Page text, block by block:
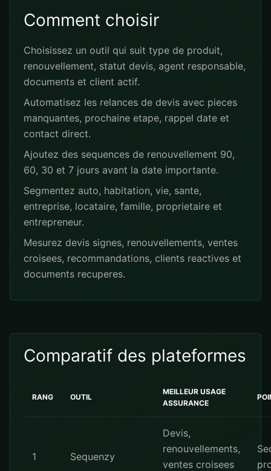
Comment choisir
Choisissez un outil qui suit type de produit,
renouvellement, statut devis, agent responsable,
documents et client actif.
Automatisez les relances de devis avec pieces
manquantes, prochaine etape, rappel date et
contact direct.
Ajoutez des sequences de renouvellement 90,
60, 30 et 7 jours avant la date importante.
Segmentez auto, habitation, vie, sante,
entreprise, locataire, famille, proprietaire et
entrepreneur.
Mesurez devis signes, renouvellements, ventes
croisees, recommandations, clients reactives et
documents recuperes.
Comparatif des plateformes
RANG OUTIL
MEILLEUR USAGE
ASSURANCE
1 Sequenzy
Devis,
renouvellements,
ventes croisees